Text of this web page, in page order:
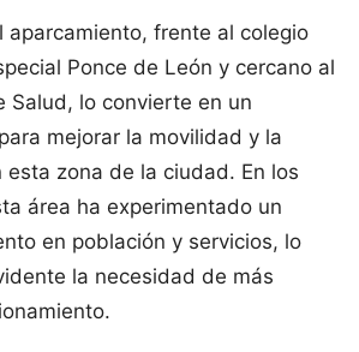
aparcamiento, frente al colegio
Ponce de León y cercano al
Salud, lo convierte en un
mejorar la movilidad y la
zona de la ciudad. En los
área ha experimentado un
en población y servicios, lo
la necesidad de más